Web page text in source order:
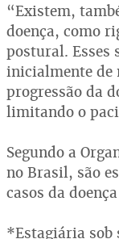
“Existem,
doença, como
postural. Esses
inicialmente de
progressão da
limitando o
Segundo a
no Brasil, são
casos da
*Estagiária sob